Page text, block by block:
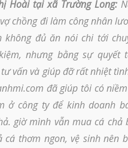
Hoài tại xã Trường Long:
chồng đi làm công nhân
không đủ ăn nói chi tới
nhưng bằng sự quyết
tư vấn và giúp đỡ rất nhiệt
đã giúp tôi có
ở công ty để kinh doanh
giờ mình vẫn mua cá chả
cá thơm ngon, vệ sinh nên